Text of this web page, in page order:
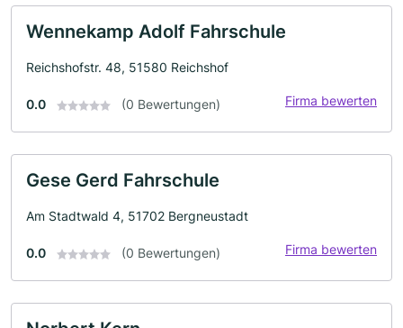
Wennekamp Adolf Fahrschule
Reichshofstr. 48, 51580 Reichshof
0.0 (0 Bewertungen) Firma bewerten
Gese Gerd Fahrschule
Am Stadtwald 4, 51702 Bergneustadt
0.0 (0 Bewertungen) Firma bewerten